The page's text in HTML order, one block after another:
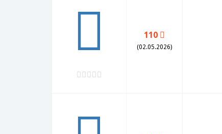
110
(02.05.2026)